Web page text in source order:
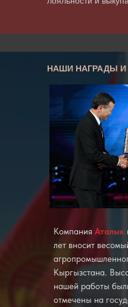
НАШИ НАГРАДЫ
Компания Аталык
лет вносит
Кыргызстана.
нашей работы
отмечены на